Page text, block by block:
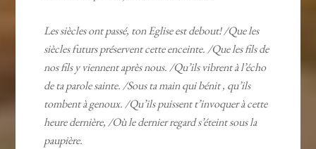
Les siècles ont passé, ton Eglise est debout! /Que les
siècles futurs préservent cette enceinte. /Que les fils de
nos fils y viennent après nous. /Qu’ils vibrent à l’écho
de ta parole sainte. /Sous ta main qui bénit , qu’ils
tombent à genoux. /Qu’ils puissent t’invoquer à cette
heure dernière, /Où le dernier regard s’éteint sous la
paupière.